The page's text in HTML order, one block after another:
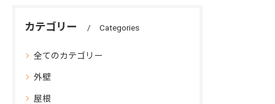
カテゴリー Categories
全てのカテゴリー
外壁
屋根